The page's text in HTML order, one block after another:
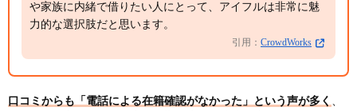
や家族に内緒で借りたい人にとって、アイフルは非常に魅
力的な選択肢だと思います。
引用： CrowdWorks
口コミからも「電話による在籍確認がなかった」という声が多く 、